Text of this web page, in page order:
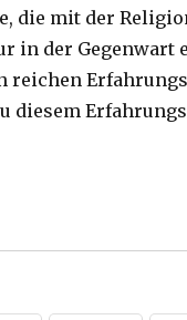
die mit der
in der Gegenwart
reichen
diesem
– Die